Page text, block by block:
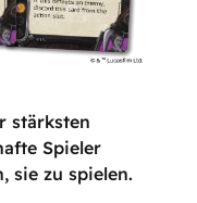
stärksten
Spieler
sie zu spielen.